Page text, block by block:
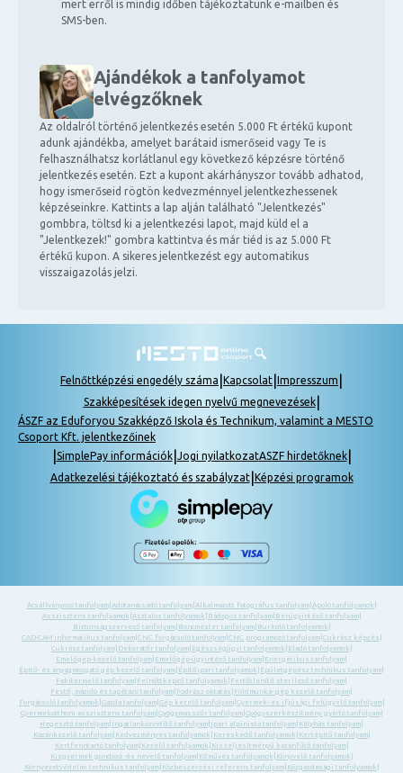
mert erről is mindig időben tájékoztatunk e-mailben és
SMS-ben.
Ajándékok a tanfolyamot
elvégzőknek
Az oldalról történő jelentkezés esetén 5.000 Ft értékű kupont
adunk ajándékba, amelyet barátaid ismerőseid vagy Te is
felhasználhatsz korlátlanul egy következő képzésre történő
jelentkezés esetén. Ezt a kupont akárhányszor tovább adhatod,
hogy ismerőseid rögtön kedvezménnyel jelentkezhessenek
képzéseinkre. Kattints a lap alján található "Jelentkezés"
gombbra, töltsd ki a jelentkezési lapot, majd küld el a
"Jelentkezek!" gombra kattintva és már tiéd is az 5.000 Ft
értékű kupon. A sikeres jelentkezést egy automatikus
visszaigazolás jelzi.
Felnőttképzési engedély száma Kapcsolat Impresszum
Szakképesítések idegen nyelvű megnevezések|
ÁSZF az Eduforyou Szakképző Iskola és Technikum, valamint a MESTO
Csoport Kft. jelentkezőinek
SimplePay információk| Jogi nyilatkozatASZF hirdetőknek|
Adatkezelési tájékoztató és szabályzat| Képzési programok
Ácsállványozó tanfolyam| Adótanácsadó tanfolyam| Alkalmazott fotográfus tanfolyam| Ápoló tanfolyamok
Asszisztens tanfolyamok Asztalos tanfolyamok Bádogos tanfolyam| Bérügyintéző tanfolyam|
Biztonságszervező tanfolyam| Boncmester tanfolyam| Burkoló tanfolyamok
CAD-CAM informatikus tanfolyam| CNC forgácsoló tanfolyam| CNC programozó tanfolyam| Cukrász képzés
Cukrász tanfolyam| Dekoratőr tanfolyam| Egészségügyi tanfolyamok Eladó tanfolyamok
Emelőgép-kezelő tanfolyam Emelőgép-ügyintéző tanfolyam Energetikus tanfolyam
Építő- és anyagmozgató gép kezelő tanfolyam Építőipari tanfolyamok Épületgépész technikus tanfolyam
Fakitermelő tanfolyam Felnőttképző tanfolyamok Fertőtlenítő sterilező tanfolyam
Festő, mázoló és tapétázó tanfolyam Fodrász oktatás Földmunka- gép kezelő tanfolyam
Forgácsoló tanfolyamok Gazda tanfolyam| Gép kezelő tanfolyam| Gyermek- és ifjúsági felügyelő tanfolyam|
Gyermekotthoni asszisztens tanfolyam| Gyógymasszőr tanfolyam| Gyógyszerkészítmény gyártó tanfolyam|
Hegesztő tanfolyam Ingatlanközvetítő tanfolyam Ipari alpinista tanfolyam Kályhás tanfolyam
Kazánkezelő tanfolyam| Kedvezményes tanfolyamok Kereskedő tanfolyamok Kertépítő tanfolyam|
Kertfenntartó tanfolyam| Kezelő tanfolyamok Kis teljesítményű kazánfűtő tanfolyam|
Kisgyermek gondozó -és nevelő tanfolyam| Kőműves tanfolyamok Könyvelő tanfolyamok
Környezetvédelmi technikus tanfolyam| Közbeszerzési referens tanfolyam| Közgazdasági tanfolyamok